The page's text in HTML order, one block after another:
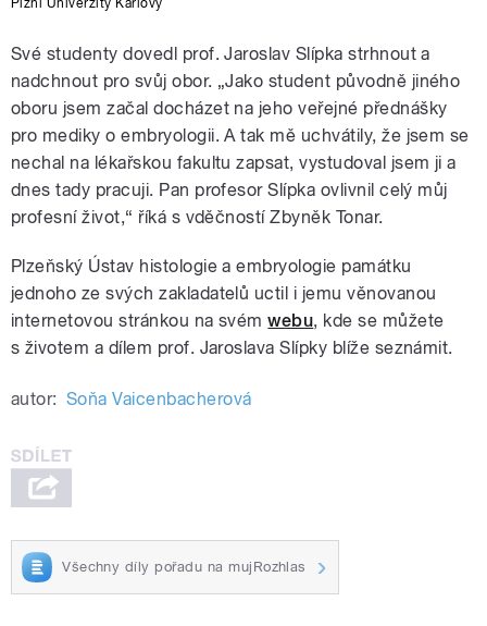
Plzni Univerzity Karlovy
Své studenty dovedl prof. Jaroslav Slípka strhnout a
nadchnout pro svůj obor. „Jako student původně jiného
oboru jsem začal docházet na jeho veřejné přednášky
pro mediky o embryologii. A tak mě uchvátily, že jsem se
nechal na lékařskou fakultu zapsat, vystudoval jsem ji a
dnes tady pracuji. Pan profesor Slípka ovlivnil celý můj
profesní život,“ říká s vděčností Zbyněk Tonar.
Plzeňský Ústav histologie a embryologie památku
jednoho ze svých zakladatelů uctil i jemu věnovanou
internetovou stránkou na svémwebu, kde se můžete
s životem a dílem prof. Jaroslava Slípky blíže seznámit.
autor: Soňa Vaicenbacherová
Všechny díly pořadu na mujRozhlas